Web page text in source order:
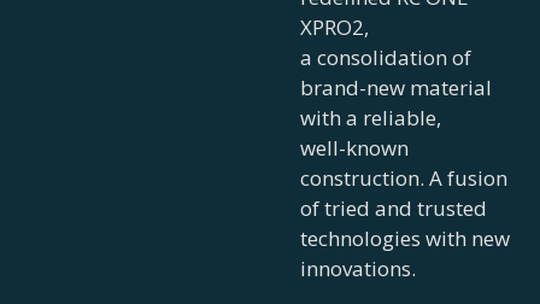
XPRO2,
a consolidation of
brand-new material
with a reliable,
well-known
construction. A fusion
of tried and trusted
technologies with new
innovations.